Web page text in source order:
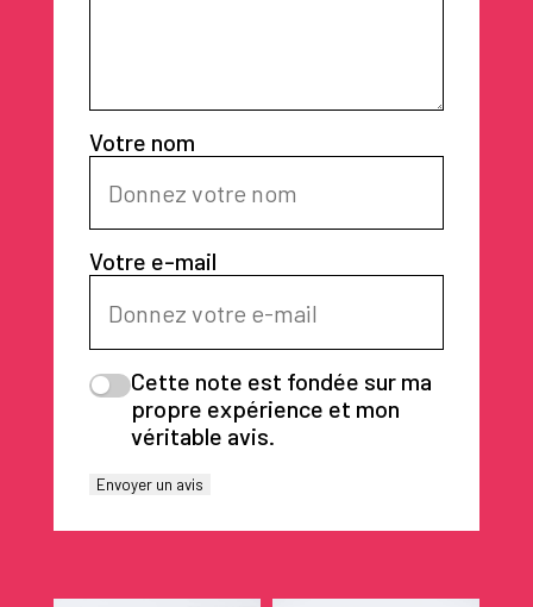
Votre nom
Votre e-mail
Cette note est fondée sur ma
propre expérience et mon
véritable avis.
Envoyer un avis